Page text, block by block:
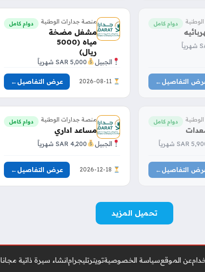
دوام كامل
التفاصيل←
منصة جدارات الوطنية
مشغل مضخة
مياه (5000
ريال)
دوام كامل
الجبيل 5,000 SAR شهرياً
عرض التفاصيل←
دوام كامل
التفاصيل←
منصة جدارات الوطنية
مساعد اداري
دوام كامل
الجبيل 4,200 SAR شهرياً
عرض التفاصيل←
تحميل المزيد
عن الموقعسياسة الخصوصيةتويترتليجرامانشاء سيرة ذاتية مجانا